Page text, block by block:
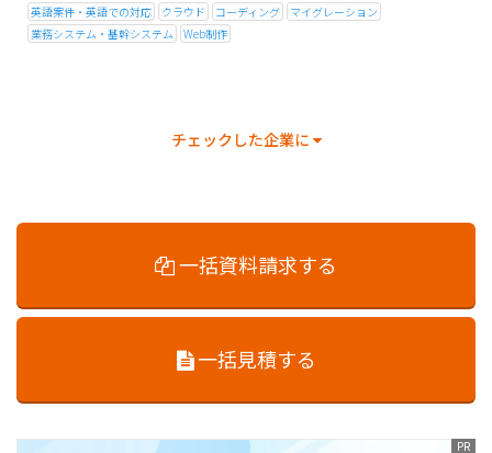
英語案件・英語での対応
クラウド コーディング
マイグレーション
業務システム・基幹システム
Web制作
チェックした企業に
一括資料請求する
一括見積する